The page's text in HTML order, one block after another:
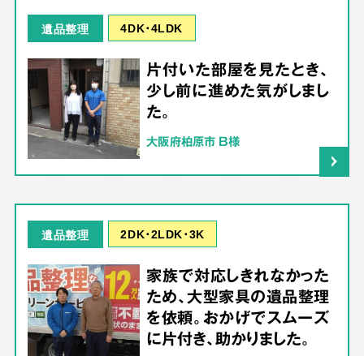
遺品整理 4DK･4LDK
片付いた部屋を見たとき、
少し前に進めた気がしまし
た。
大阪府柏原市 B様
遺品整理 2DK･2LDK･3K
家族で対応しきれなかった
ため、大型家具の遺品整理
を依頼。おかげでスムーズ
に片付き、助かりました。